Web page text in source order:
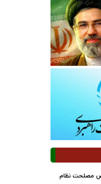
مصلحت نظام